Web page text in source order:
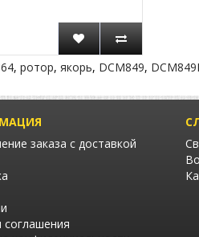
, ротор, якорь, DCM849,
заказа с доставкой
соглашения